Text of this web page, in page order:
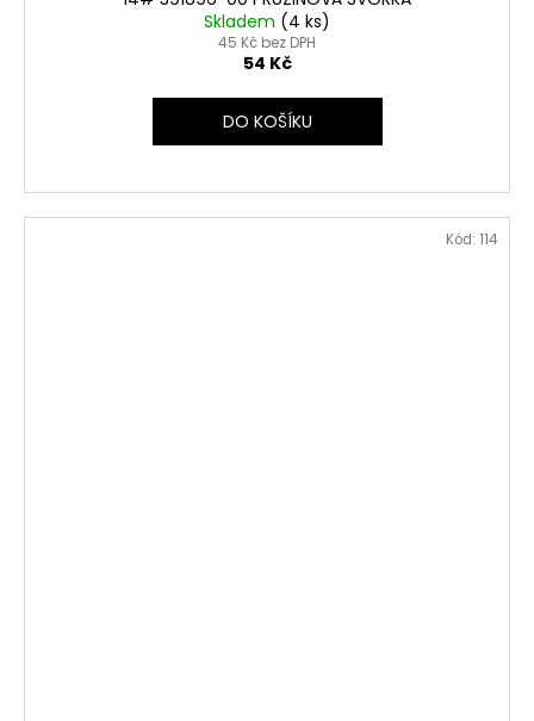
Skladem (4 ks)
45 Kč bez DPH
54 Kč
DO KOŠÍKU
Kód: 114